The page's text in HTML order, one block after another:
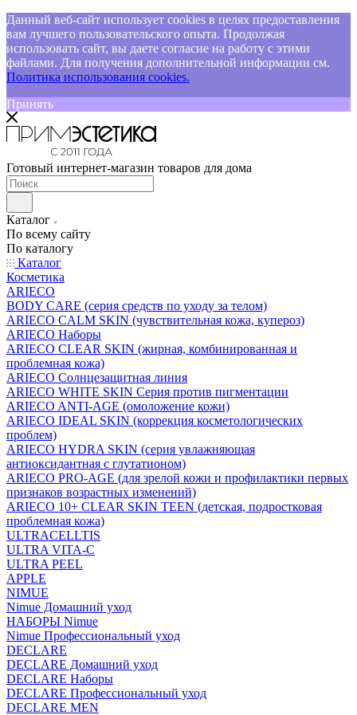
Данный веб-сайт использует cookies в целях предоставления
вам лучшего пользовательского опыта. Продолжая
использовать сайт, вы даете согласие на работу с этими
файлами. Для получения дополнительной информации см.
Политика использования cookies.
Принять
Готовый интернет-магазин товаров для дома
Каталог
По всему сайту
По каталогу
Каталог
Косметика
ARIECO
BODY CARE (серия средств по уходу за телом)
ARIECO CALM SKIN (чувствительная кожа, купероз)
ARIECO Наборы
ARIECO CLEAR SKIN (жирная, комбинированная и
проблемная кожа)
ARIECO Солнцезащитная линия
ARIECO WHITE SKIN Серия против пигментации
ARIECO ANTI-AGE (омоложение кожи)
ARIECO IDEAL SKIN (коррекция косметологических
проблем)
ARIECO HYDRA SKIN (серия увлажняющая
антиоксидантная с глутатионом)
ARIECO PRO-AGE (для зрелой кожи и профилактики первых
признаков возрастных изменений)
ARIECO 10+ CLEAR SKIN TEEN (детская, подростковая
проблемная кожа)
ULTRACELLTIS
ULTRA VITA-C
ULTRA PEEL
APPLE
NIMUE
Nimue Домашний уход
НАБОРЫ Nimue
Nimue Профессиональный уход
DECLARE
DECLARE Домашний уход
DECLARE Наборы
DECLARE Профессиональный уход
DECLARE MEN